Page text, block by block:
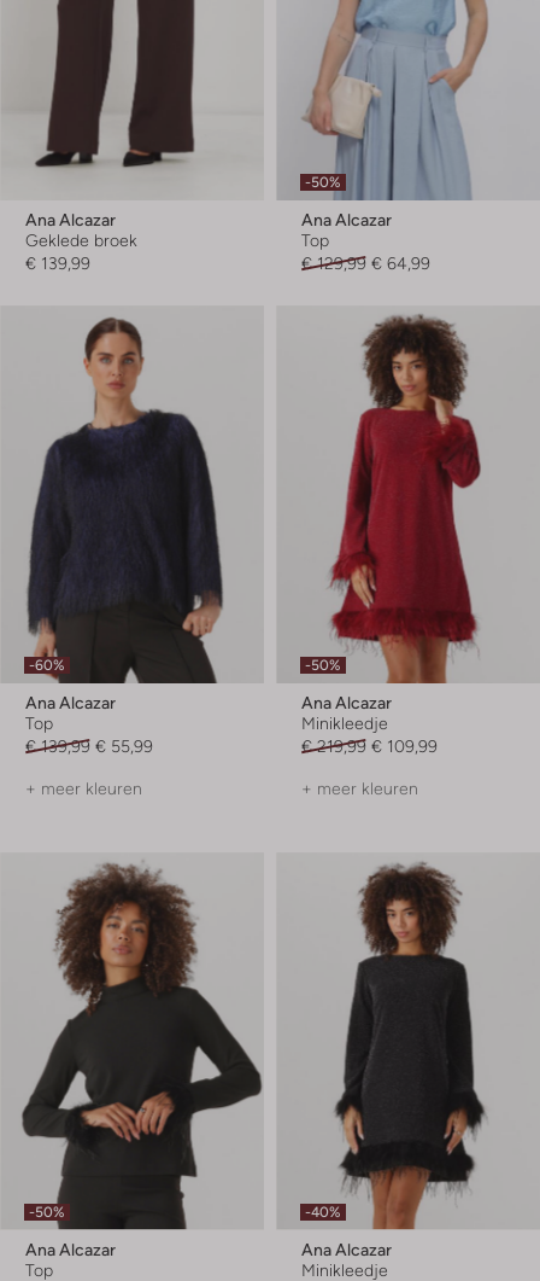
Ana Alcazar
Geklede broek
€ 139,99
-50%
Ana Alcazar
Top
€ 129,99 € 64,99
-60%
Ana Alcazar
Top
€ 139,99 € 55,99
+ meer kleuren
-50%
Ana Alcazar
Minikleedje
€ 219,99 € 109,99
+ meer kleuren
-50%
Ana Alcazar
Top
-40%
Ana Alcazar
Minikleedje